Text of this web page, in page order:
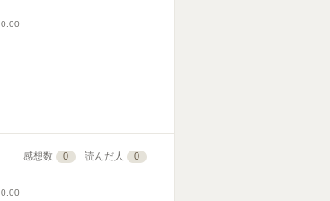
0.00
感想数 0 読んだ人 0
0.00